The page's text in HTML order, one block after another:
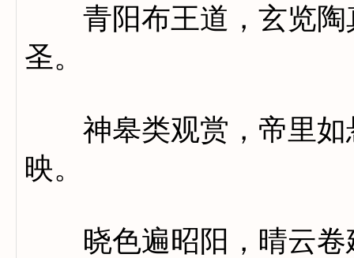
青阳布王道，玄览陶
圣。
神皋类观赏，帝里如
映。
晓色遍昭阳，晴云卷